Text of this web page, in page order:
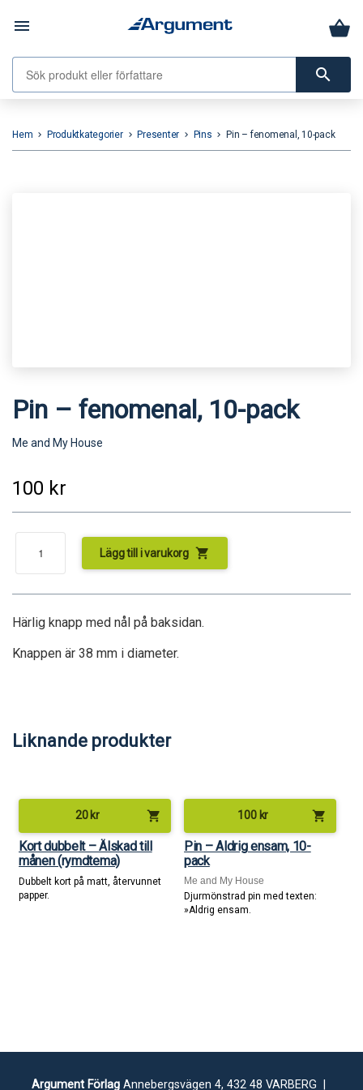
menu
search
Hem keyboard_arrow_right Produktkategorier keyboard_arrow_right Presenter keyboard_arrow_right Pins keyboard_arrow_right Pin – fenomenal, 10-pack
Pin – fenomenal, 10-pack
Me and My House
100 kr
Lägg till i varukorg shopping_cart
Härlig knapp med nål på baksidan.
Knappen är 38 mm i diameter.
Liknande produkter
20 kr shopping_cart
Kort dubbelt – Älskad till
månen (rymdtema)
Dubbelt kort på matt, återvunnet
papper.
100 kr shopping_cart
Pin – Aldrig ensam, 10-
pack
Me and My House
Djurmönstrad pin med texten:
»Aldrig ensam.
Argument FörlagAnnebergsvägen 4, 432 48 VARBERG |